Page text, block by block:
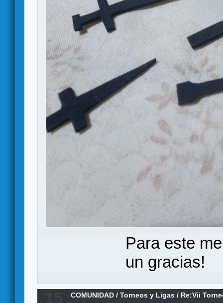
Para este
un gracias!
COMUNIDAD /Torneos y Ligas / Re:Vii